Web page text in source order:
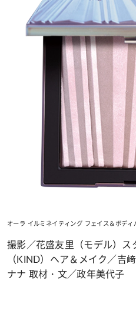
オーラ イルミネイティング フェイス＆ボデ
撮影／花盛友里（モデル）ス
（KIND）ヘア＆メイク／吉
ナナ 取材・文／政年美代子